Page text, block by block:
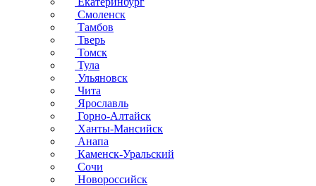
Смоленск
Тамбов
Тверь
Томск
Тула
Ульяновск
Чита
Ярославль
Горно-Алтайск
Ханты-Мансийск
Анапа
Каменск-Уральский
Сочи
Новороссийск